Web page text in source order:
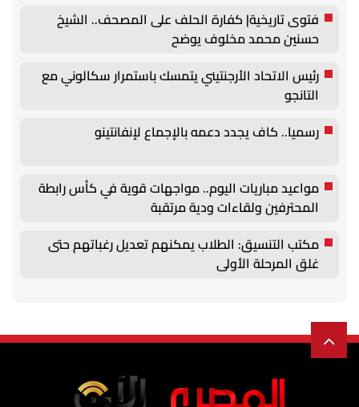
فتوى تاريخية| كفارة الحلف على المصحف.. الشيخ
حسنين محمد مخلوف يوضح
رئيس الاتحاد الأرجنتيني يتمسك باستمرار سكالوني مع
التانجو
رسميا.. كاف يجدد دعمه بالإجماع لإنفانتينو
مواعيد مباريات اليوم.. مواجهات قوية في كأس رابطة
المحترفين ولقاءات ودية مرتقبة
مكتب التنسيق: الطلاب يمكنهم تعديل رغباتهم حتى
غلق المرحلة الأولى